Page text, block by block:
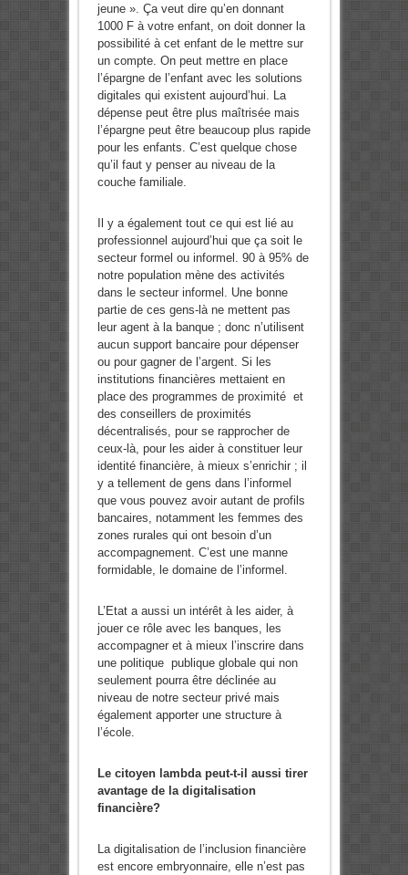
jeune ». Ça veut dire qu’en donnant
1000 F à votre enfant, on doit donner la
possibilité à cet enfant de le mettre sur
un compte. On peut mettre en place
l’épargne de l’enfant avec les solutions
digitales qui existent aujourd’hui. La
dépense peut être plus maîtrisée mais
l’épargne peut être beaucoup plus rapide
pour les enfants. C’est quelque chose
qu’il faut y penser au niveau de la
couche familiale.
Il y a également tout ce qui est lié au
professionnel aujourd’hui que ça soit le
secteur formel ou informel. 90 à 95% de
notre population mène des activités
dans le secteur informel. Une bonne
partie de ces gens-là ne mettent pas
leur agent à la banque ; donc n’utilisent
aucun support bancaire pour dépenser
ou pour gagner de l’argent. Si les
institutions financières mettaient en
place des programmes de proximité et
des conseillers de proximités
décentralisés, pour se rapprocher de
ceux-là, pour les aider à constituer leur
identité financière, à mieux s’enrichir ; il
y a tellement de gens dans l’informel
que vous pouvez avoir autant de profils
bancaires, notamment les femmes des
zones rurales qui ont besoin d’un
accompagnement. C’est une manne
formidable, le domaine de l’informel.
L’Etat a aussi un intérêt à les aider, à
jouer ce rôle avec les banques, les
accompagner et à mieux l’inscrire dans
une politique publique globale qui non
seulement pourra être déclinée au
niveau de notre secteur privé mais
également apporter une structure à
l’école.
Le citoyen lambda peut-t-il aussi tirer
avantage de la digitalisation
financière?
La digitalisation de l’inclusion financière
est encore embryonnaire, elle n’est pas